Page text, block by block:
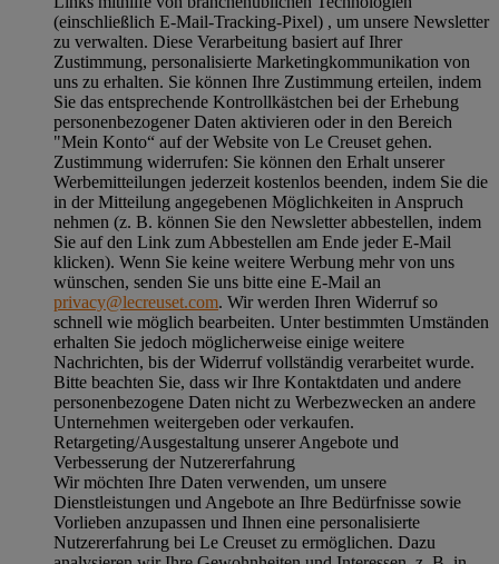
(einschließlich E-Mail-Tracking-Pixel) , um unsere Newsletter
zu verwalten. Diese Verarbeitung basiert auf Ihrer
Zustimmung, personalisierte Marketingkommunikation von
uns zu erhalten. Sie können Ihre Zustimmung erteilen, indem
Sie das entsprechende Kontrollkästchen bei der Erhebung
personenbezogener Daten aktivieren oder in den Bereich
"Mein Konto“ auf der Website von Le Creuset gehen.
Zustimmung widerrufen: Sie können den Erhalt unserer
Werbemitteilungen jederzeit kostenlos beenden, indem Sie die
in der Mitteilung angegebenen Möglichkeiten in Anspruch
nehmen (z. B. können Sie den Newsletter abbestellen, indem
Sie auf den Link zum Abbestellen am Ende jeder E-Mail
klicken). Wenn Sie keine weitere Werbung mehr von uns
wünschen, senden Sie uns bitte eine E-Mail an
privacy@lecreuset.com. Wir werden Ihren Widerruf so
schnell wie möglich bearbeiten. Unter bestimmten Umständen
erhalten Sie jedoch möglicherweise einige weitere
Nachrichten, bis der Widerruf vollständig verarbeitet wurde.
Bitte beachten Sie, dass wir Ihre Kontaktdaten und andere
personenbezogene Daten nicht zu Werbezwecken an andere
Unternehmen weitergeben oder verkaufen.
Retargeting/Ausgestaltung unserer Angebote und
Verbesserung der Nutzererfahrung
Wir möchten Ihre Daten verwenden, um unsere
Dienstleistungen und Angebote an Ihre Bedürfnisse sowie
Vorlieben anzupassen und Ihnen eine personalisierte
Nutzererfahrung bei Le Creuset zu ermöglichen. Dazu